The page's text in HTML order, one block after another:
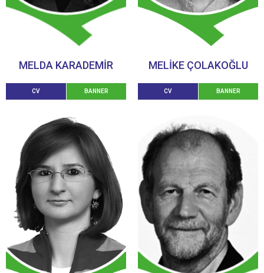
MELDA KARADEMIR
CV BANNER
MELİKE ÇOLAKOĞLU
CV BANNER